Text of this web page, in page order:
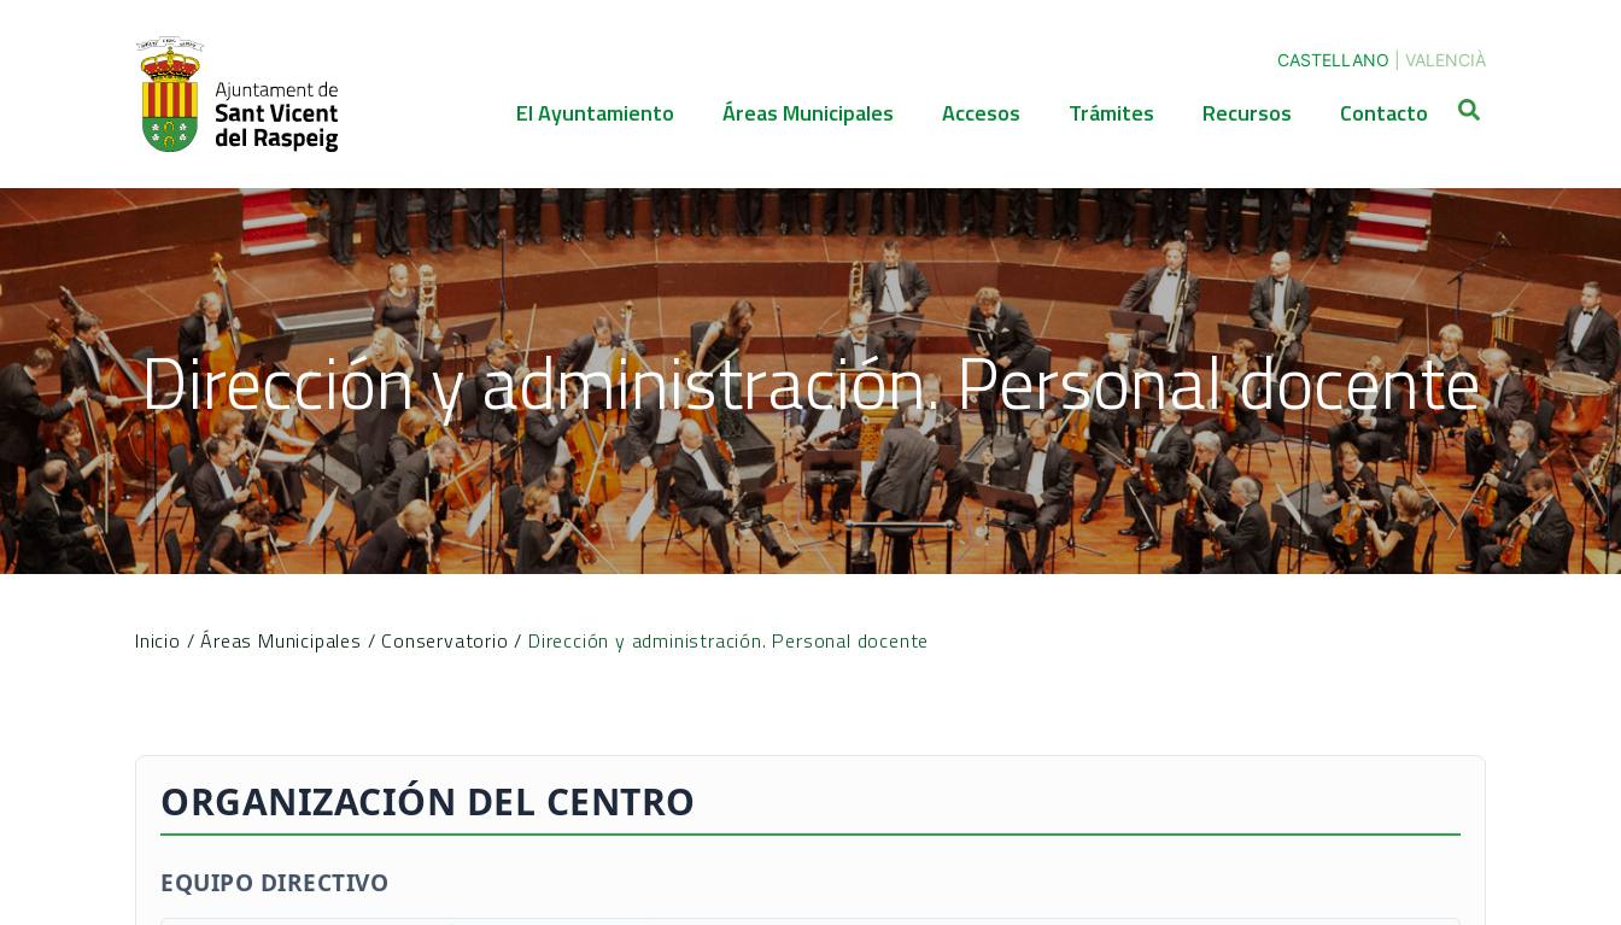
CASTELLANO VALENCIÀ
El Ayuntamiento Áreas Municipales Accesos Trámites Recursos Contacto
Dirección y administración. Personal docente
Inicio /Áreas Municipales / Conservatorio / Dirección y administración. Personal docente
ORGANIZACIÓN DEL CENTRO
EQUIPO DIRECTIVO